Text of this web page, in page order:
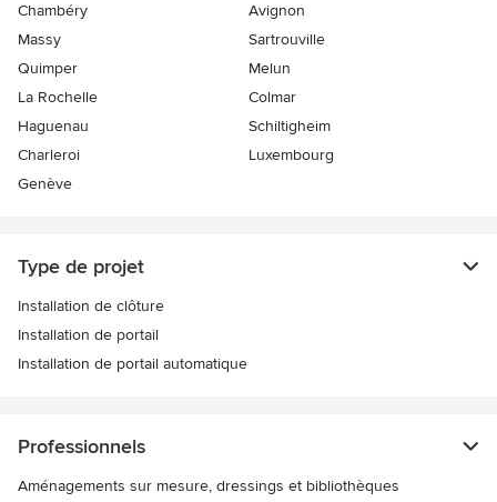
Chambéry
Avignon
Massy
Sartrouville
Quimper
Melun
La Rochelle
Colmar
Haguenau
Schiltigheim
Charleroi
Luxembourg
Genève
Type de projet
Installation de clôture
Installation de portail
Installation de portail automatique
Professionnels
Aménagements sur mesure, dressings et bibliothèques